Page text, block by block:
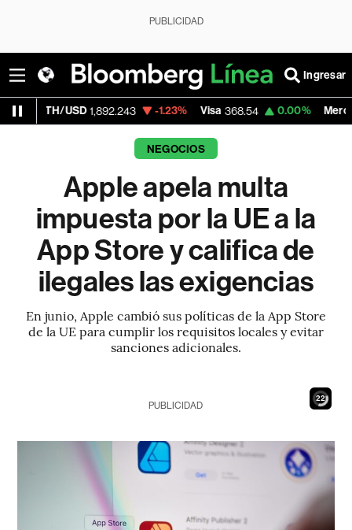
PUBLICIDAD
Ingresar
1,892.243 -1.23% Visa 368.54 0.00% MercadoLibre
NEGOCIOS
Apple apela multa
impuesta por la UE a la
App Store y califica de
ilegales las exigencias
En junio, Apple cambió sus políticas de la App Store
de la UE para cumplir los requisitos locales y evitar
sanciones adicionales.
21
PUBLICIDAD